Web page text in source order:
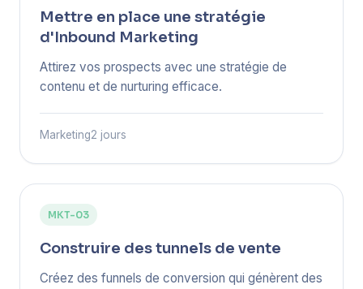
Mettre en place une stratégie
d'Inbound Marketing
Attirez vos prospects avec une stratégie de
contenu et de nurturing efficace.
Marketing2 jours
MKT-03
Construire des tunnels de vente
Créez des funnels de conversion qui génèrent des